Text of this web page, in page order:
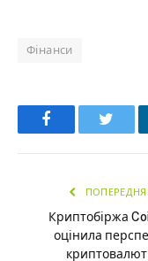
Фінанси
Facebook
ПОПЕРЕДНЯ
Криптобіржа
оцінила
криптовалют